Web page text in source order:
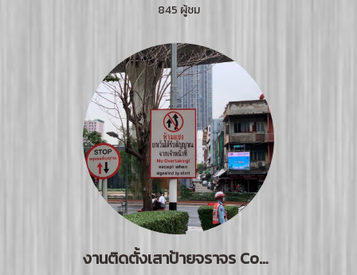
845 ผู้ชม
งานติดตั้งเสาป้ายจราจร Condo Villa Rachatewi